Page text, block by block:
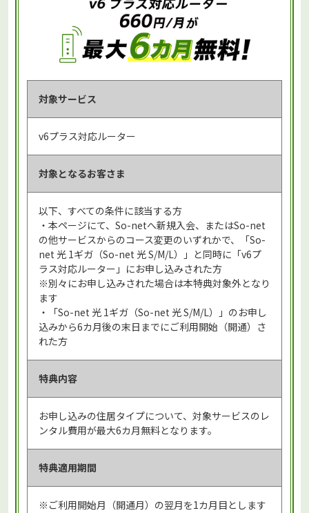
対象サービス
v6プラス対応ルーター
対象となるお客さま
以下、すべての条件に該当する方
・本ページにて、So-netへ新規入会、またはSo-net
の他サービスからのコース変更のいずれかで、「So-
net 光 1ギガ（So-net 光 S/M/L）」と同時に「v6プ
ラス対応ルーター」にお申し込みされた方
※別々にお申し込みされた場合は本特典対象外となり
ます
・「So-net 光 1ギガ（So-net 光 S/M/L）」のお申し
込みから6カ月後の末日までにご利用開始（開通）さ
れた方
特典内容
お申し込みの住居タイプについて、対象サービスのレ
ンタル費用が最大6カ月無料となります。
特典適用期間
※ご利用開始月（開通月）の翌月を1カ月目とします